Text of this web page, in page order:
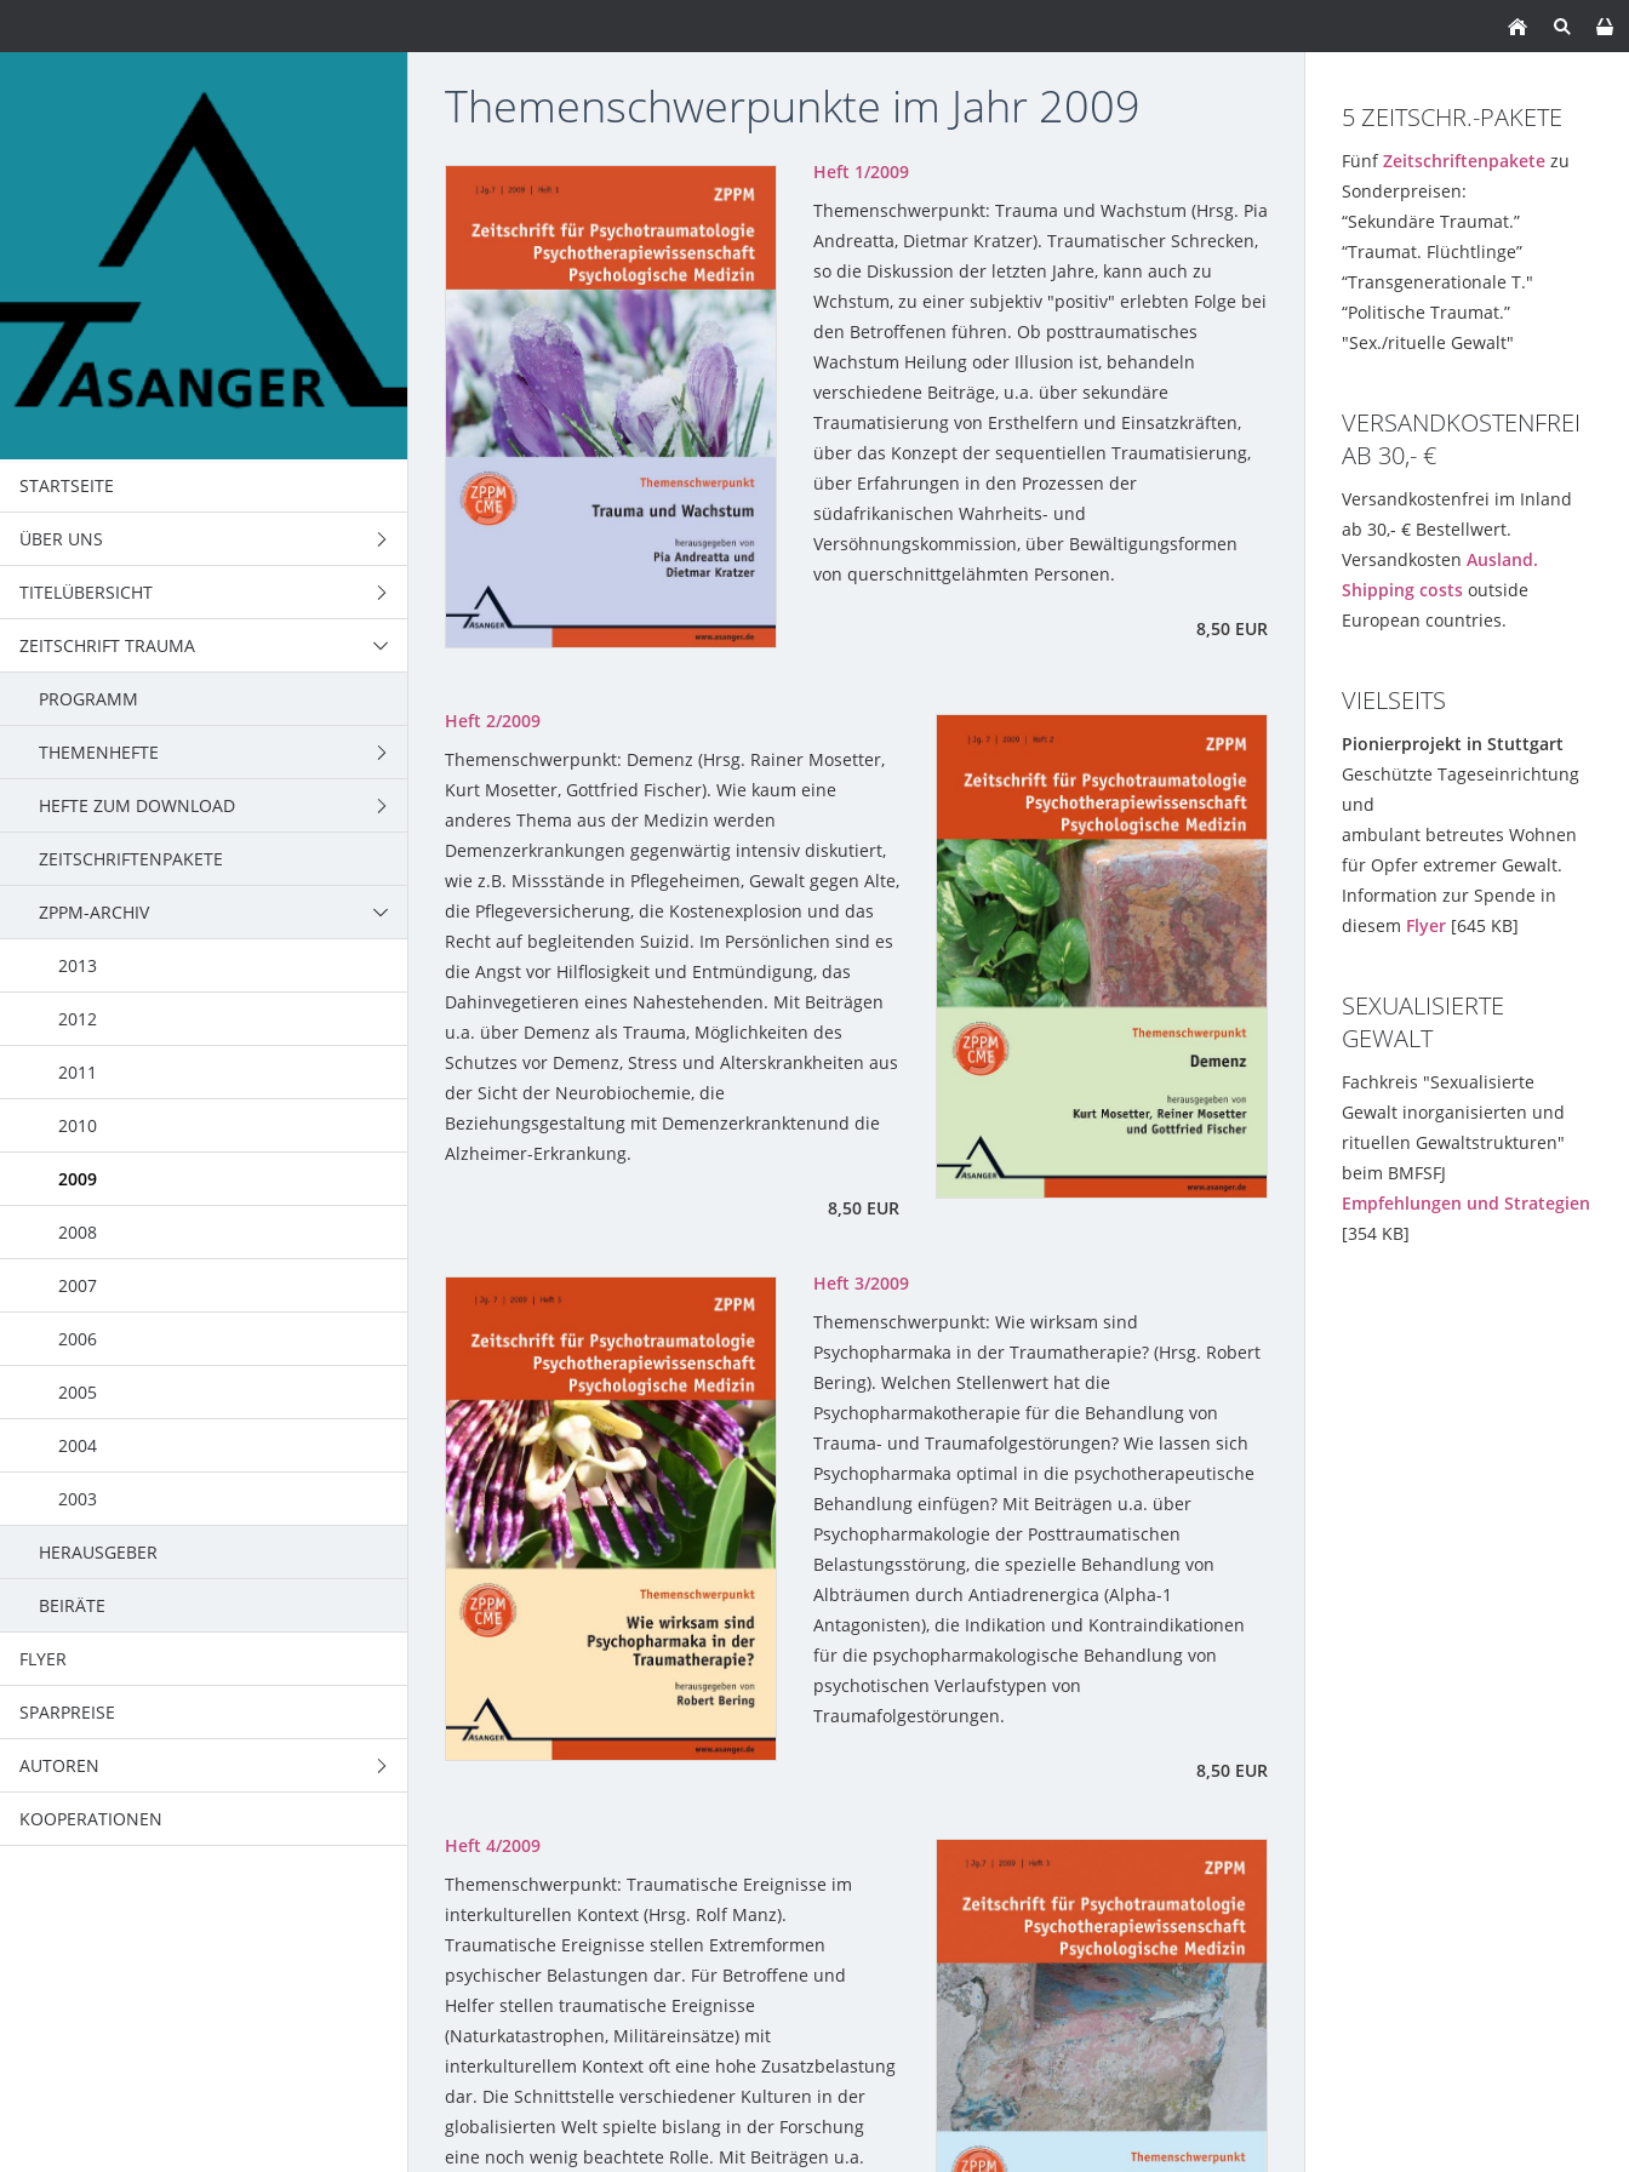
STARTSEITE
ÜBER UNS
TEAM
TITELÜBERSICHT
PSYCHOTHERAPIE,
PSYCHOTRAUMATOLOGIE
FORSCHUNG, LEHRE
ZEITSCHRIFT TRAUMA
PROGRAMM
THEMENHEFTE
2022
2021
2020
2019
2018
2017
2016
2015
2014
HEFTE ZUM DOWNLOAD
2022
2021
2020
2019
2018
2017
2016
2015
2014
2013
2012
2011
2010
2009
2008
2007
2006
2005
2004
ZEITSCHRIFTENPAKETE
ZPPM-ARCHIV
2013
2012
2011
2010
2009
2008
2007
2006
2005
2004
2003
HERAUSGEBER
BEIRÄTE
FLYER
SPARPREISE
AUTOREN
DIENSTLEISTUNGEN
KOOPERATIONEN
Themenschwerpunkte im Jahr 2009
Heft 1/2009
Themenschwerpunkt: Trauma und Wachstum (Hrsg. Pia
Andreatta, Dietmar Kratzer). Traumatischer Schrecken,
so die Diskussion der letzten Jahre, kann auch zu
Wchstum, zu einer subjektiv "positiv" erlebten Folge bei
den Betroffenen führen. Ob posttraumatisches
Wachstum Heilung oder Illusion ist, behandeln
verschiedene Beiträge, u.a. über sekundäre
Traumatisierung von Ersthelfern und Einsatzkräften,
über das Konzept der sequentiellen Traumatisierung,
über Erfahrungen in den Prozessen der
südafrikanischen Wahrheits- und
Versöhnungskommission, über Bewältigungsformen
von querschnittgelähmten Personen.
8,50 EUR
Heft 2/2009
Themenschwerpunkt: Demenz (Hrsg. Rainer Mosetter,
Kurt Mosetter, Gottfried Fischer). Wie kaum eine
anderes Thema aus der Medizin werden
Demenzerkrankungen gegenwärtig intensiv diskutiert,
wie z.B. Missstände in Pflegeheimen, Gewalt gegen Alte,
die Pflegeversicherung, die Kostenexplosion und das
Recht auf begleitenden Suizid. Im Persönlichen sind es
die Angst vor Hilflosigkeit und Entmündigung, das
Dahinvegetieren eines Nahestehenden. Mit Beiträgen
u.a. über Demenz als Trauma, Möglichkeiten des
Schutzes vor Demenz, Stress und Alterskrankheiten aus
der Sicht der Neurobiochemie, die
Beziehungsgestaltung mit Demenzerkranktenund die
Alzheimer-Erkrankung.
8,50 EUR
Heft 3/2009
Themenschwerpunkt: Wie wirksam sind
Psychopharmaka in der Traumatherapie? (Hrsg. Robert
Bering). Welchen Stellenwert hat die
Psychopharmakotherapie für die Behandlung von
Trauma- und Traumafolgestörungen? Wie lassen sich
Psychopharmaka optimal in die psychotherapeutische
Behandlung einfügen? Mit Beiträgen u.a. über
Psychopharmakologie der Posttraumatischen
Belastungsstörung, die spezielle Behandlung von
Albträumen durch Antiadrenergica (Alpha-1
Antagonisten), die Indikation und Kontraindikationen
für die psychopharmakologische Behandlung von
psychotischen Verlaufstypen von
Traumafolgestörungen.
8,50 EUR
Heft 4/2009
Themenschwerpunkt: Traumatische Ereignisse im
interkulturellen Kontext (Hrsg. Rolf Manz).
Traumatische Ereignisse stellen Extremformen
psychischer Belastungen dar. Für Betroffene und
Helfer stellen traumatische Ereignisse
(Naturkatastrophen, Militäreinsätze) mit
interkulturellem Kontext oft eine hohe Zusatzbelastung
dar. Die Schnittstelle verschiedener Kulturen in der
globalisierten Welt spielte bislang in der Forschung
eine noch wenig beachtete Rolle. Mit Beiträgen u.a.
5 ZEITSCHR.-PAKETE
FünfZeitschriftenpakete zu
Sonderpreisen:
“Sekundäre Traumat.”
“Traumat. Flüchtlinge”
“Transgenerationale T."
“Politische Traumat.”
"Sex./rituelle Gewalt"
VERSANDKOSTENFREI
AB 30,- €
Versandkostenfrei im Inland
ab 30,- € Bestellwert.
Versandkosten Ausland.
Shipping costs outside
European countries.
VIELSEITS
Pionierprojekt in Stuttgart
Geschützte Tageseinrichtung
und
ambulant betreutes Wohnen
für Opfer extremer Gewalt.
Information zur Spende in
diesem Flyer [645 KB]
SEXUALISIERTE
GEWALT
Fachkreis "Sexualisierte
Gewalt inorganisierten und
rituellen Gewaltstrukturen"
beim BMFSFJ
Empfehlungen und Strategien
[354 KB]